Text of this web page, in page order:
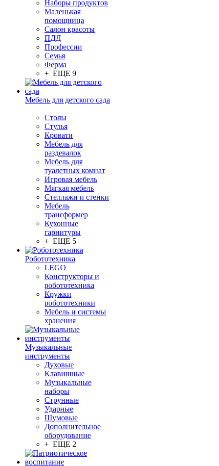
Наборы продуктов
Маленькая
помощница
Салон красоты
ПДД
Профессии
Семья
Ферма
+ ЕЩЕ 9
Мебель для детского сада
Столы
Cтулья
Кровати
Мебель для
раздевалок
Мебель для
туалетных комнат
Игровая мебель
Мягкая мебель
Стеллажи и стенки
Мебель
трансформер
Кухонные
гарнитуры
+ ЕЩЕ 5
Робототехника
LEGO
Конструкторы и
робототехника
Кружки
робототехники
Мебель и системы
хранения
Музыкальные
инструменты
Духовые
Клавишные
Музыкальные
наборы
Струнные
Ударные
Шумовые
Дополнительное
оборудование
+ ЕЩЕ 2